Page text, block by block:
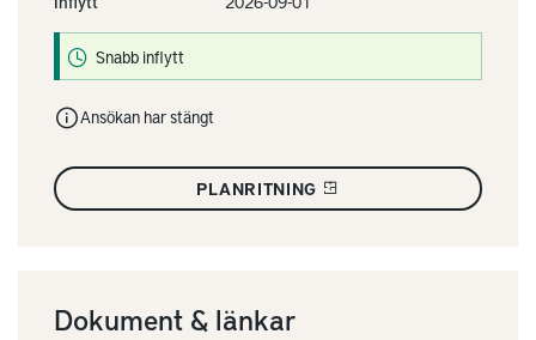
Snabb inflytt
Ansökan har stängt
PLANRITNING
Dokument & länkar